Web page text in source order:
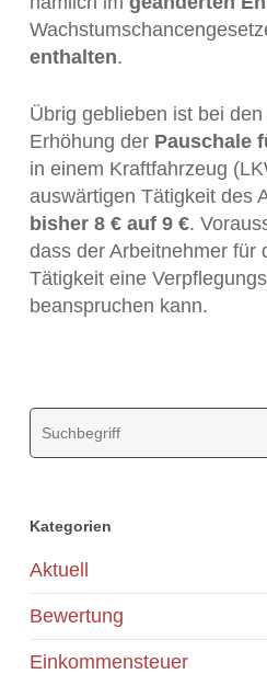
enthalten.
Übrig geblieben ist bei
Erhöhung der Pauschale
in einem Kraftfahrzeug
auswärtigen Tätigkeit des
bisher 8 € auf 9 €.
dass der Arbeitnehmer für
Tätigkeit eine
beanspruchen kann.
Kategorien
Aktuell
Bewertung
Einkommensteuer